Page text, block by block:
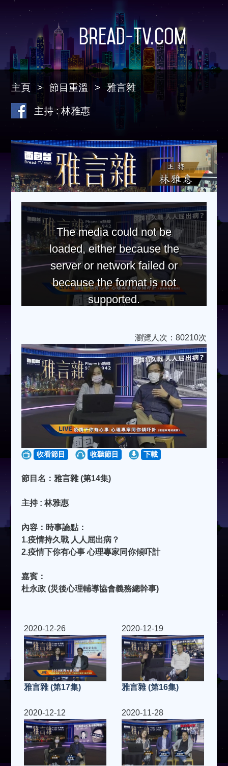
Bread-TV.com
主頁 節目重溫 雅言雜
主持 : 林雅惠
The media could not be
loaded, either because the
server or network failed or
because the format is not
supported.
瀏覽人次：80210次
收看節目 收聽節目 下載
節目名：雅言雜 (第14集)
主持 : 林雅惠
內容：時事論點：
1.疫情持久戰 人人屈出病？
2.疫情下你有心事 心理專家同你傾吓計
嘉賓：
杜永政 (災後心理輔導協會義務總幹事)
2020-12-26
雅言雜 (第17集)
2020-12-19
雅言雜 (第16集)
2020-12-12 2020-11-28